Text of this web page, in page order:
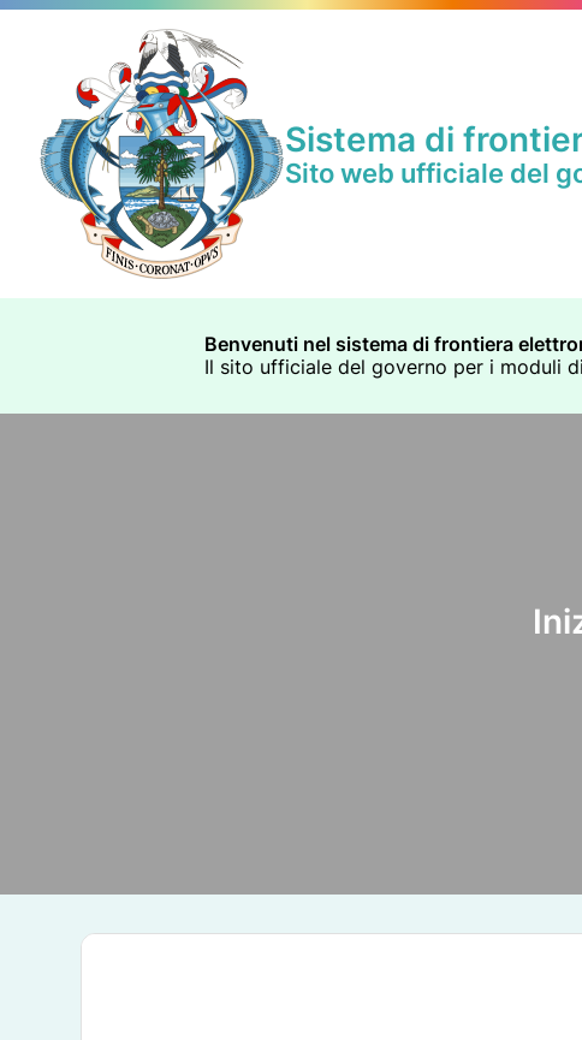
Sistema di
Sito web ufficiale del
Benvenuti nel sistema di frontiera
Il sito ufficiale del governo per i moduli